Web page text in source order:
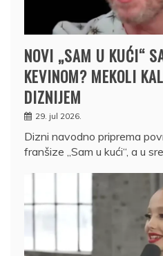
NOVI „SAM U KUĆI“
KEVINOM? MEKOLI
DIZNIJEM
29. jul 2026.
Dizni navodno priprema
franšize „Sam u kući“, a u